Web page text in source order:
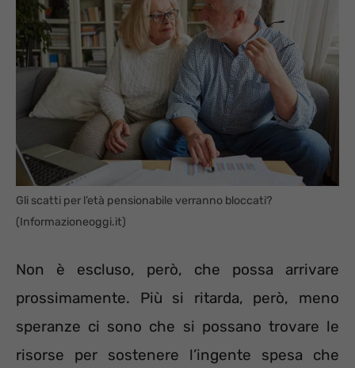
Gli scatti per l’età pensionabile verranno bloccati?
(Informazioneoggi.it)
Non è escluso, però, che possa arrivare
prossimamente. Più si ritarda, però, meno
speranze ci sono che si possano trovare le
risorse per sostenere l’ingente spesa che